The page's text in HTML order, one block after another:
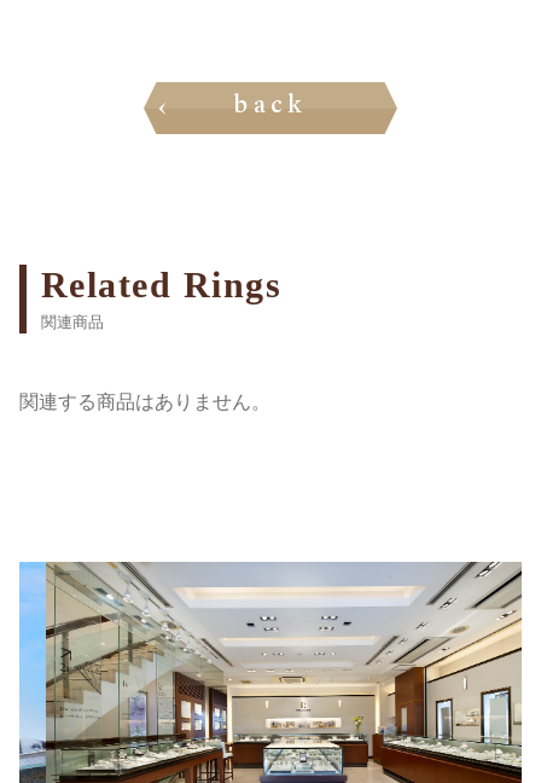
back
Related Rings
関連商品
関連する商品はありません。